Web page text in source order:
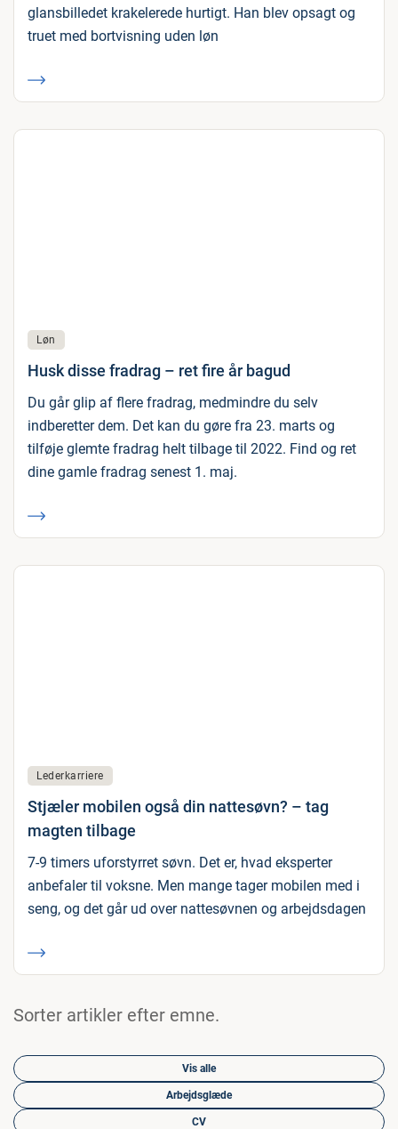
glansbilledet krakelerede hurtigt. Han blev opsagt og
truet med bortvisning uden løn
Løn
Husk disse fradrag – ret fire år bagud
Du går glip af flere fradrag, medmindre du selv
indberetter dem. Det kan du gøre fra 23. marts og
tilføje glemte fradrag helt tilbage til 2022. Find og ret
dine gamle fradrag senest 1. maj.
Lederkarriere
Stjæler mobilen også din nattesøvn? – tag
magten tilbage
7-9 timers uforstyrret søvn. Det er, hvad eksperter
anbefaler til voksne. Men mange tager mobilen med i
seng, og det går ud over nattesøvnen og arbejdsdagen
Sorter artikler efter emne.
Vis alle
Arbejdsglæde
CV